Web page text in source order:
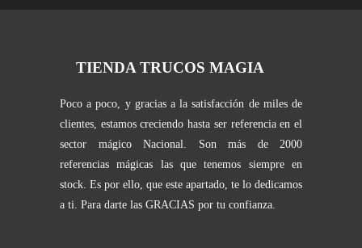
TIENDA TRUCOS MAGIA
Poco a poco, y gracias a la satisfacción de miles de
clientes, estamos creciendo hasta ser referencia en el
sector mágico Nacional. Son más de 2000
referencias mágicas las que tenemos siempre en
stock. Es por ello, que este apartado, te lo dedicamos
a ti. Para darte las GRACIAS por tu confianza.